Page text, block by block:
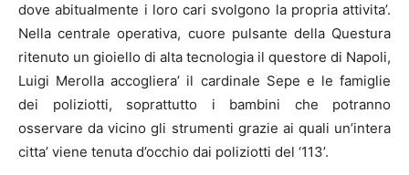
dove abitualmente i loro cari svolgono la propria attivita’.
Nella centrale operativa, cuore pulsante della Questura
ritenuto un gioiello di alta tecnologia il questore di Napoli,
Luigi Merolla accogliera’ il cardinale Sepe e le famiglie
dei poliziotti, soprattutto i bambini che potranno
osservare da vicino gli strumenti grazie ai quali un’intera
citta’ viene tenuta d’occhio dai poliziotti del ‘113’.